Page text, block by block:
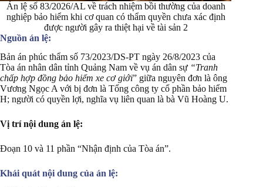
Án lệ số 83/2026/AL về trách nhiệm bồi thường của doanh
nghiệp bảo hiểm khi cơ quan có thẩm quyền chưa xác định
được người gây ra thiệt hại về tài sản 2
Nguồn án lệ:
Bản án phúc thẩm số 73/2023/DS-PT ngày 26/8/2023 của
Tòa án nhân dân tỉnh Quảng Nam về vụ án dân sự “Tranh
chấp hợp đồng bảo hiểm xe cơ giới” giữa nguyên đơn là ông
Vương Ngọc A với bị đơn là Tổng công ty cổ phần bảo hiểm
H; người có quyền lợi, nghĩa vụ liên quan là bà Vũ Hoàng U.
Vị trí nội dung án lệ:
Đoạn 10 và 11 phần “Nhận định của Tòa án”.
Khái quát nội dung của án lệ: